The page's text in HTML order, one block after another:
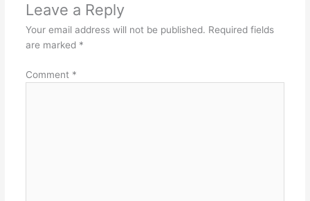
Leave a Reply
Your email address will not be published. Required fields
are marked *
Comment *